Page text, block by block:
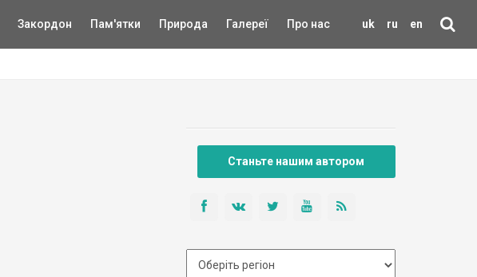
uk ru en
Закордон Пам'ятки Природа Галереї Про нас
Станьте нашим автором